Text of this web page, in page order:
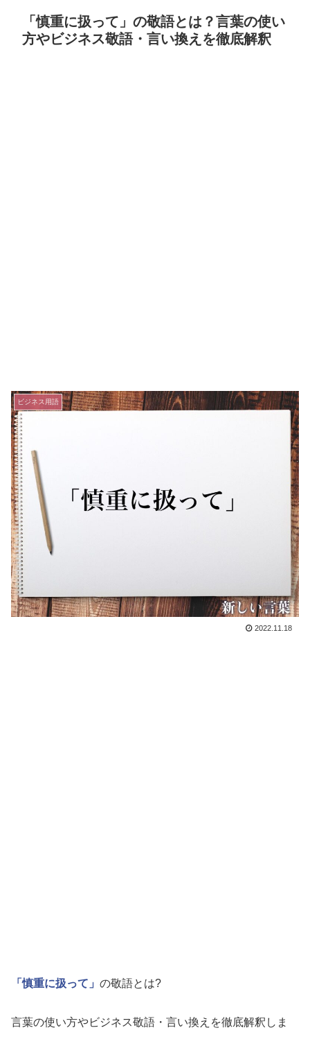
「慎重に扱って」の敬語とは？言葉の使い
方やビジネス敬語・言い換えを徹底解釈
ビジネス用語
2022.11.18
「慎重に扱って」 の敬語とは?
言葉の使い方やビジネス敬語・言い換えを徹底解釈しま